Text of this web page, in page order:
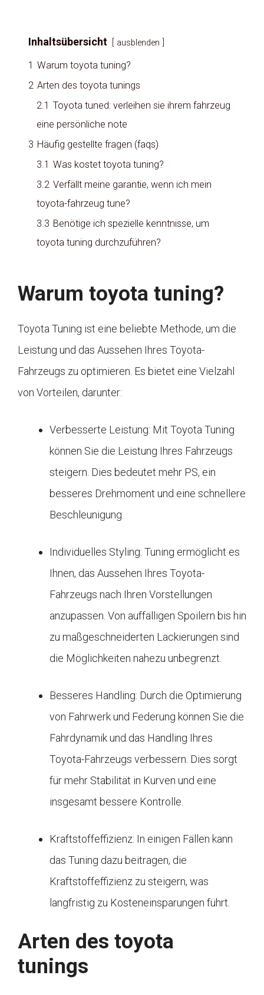
Inhaltsübersicht ausblenden
1 Warum toyota tuning?
2 Arten des toyota tunings
2.1 Toyota tuned: verleihen sie ihrem fahrzeug
eine persönliche note
3 Häufig gestellte fragen (faqs)
3.1 Was kostet toyota tuning?
3.2 Verfällt meine garantie, wenn ich mein
toyota-fahrzeug tune?
3.3 Benötige ich spezielle kenntnisse, um
toyota tuning durchzuführen?
Warum toyota tuning?
Toyota Tuning ist eine beliebte Methode, um die
Leistung und das Aussehen Ihres Toyota-
Fahrzeugs zu optimieren. Es bietet eine Vielzahl
von Vorteilen, darunter:
Verbesserte Leistung: Mit Toyota Tuning
können Sie die Leistung Ihres Fahrzeugs
steigern. Dies bedeutet mehr PS, ein
besseres Drehmoment und eine schnellere
Beschleunigung.
Individuelles Styling: Tuning ermöglicht es
Ihnen, das Aussehen Ihres Toyota-
Fahrzeugs nach Ihren Vorstellungen
anzupassen. Von auffälligen Spoilern bis hin
zu maßgeschneiderten Lackierungen sind
die Möglichkeiten nahezu unbegrenzt.
Besseres Handling: Durch die Optimierung
von Fahrwerk und Federung können Sie die
Fahrdynamik und das Handling Ihres
Toyota-Fahrzeugs verbessern. Dies sorgt
für mehr Stabilität in Kurven und eine
insgesamt bessere Kontrolle.
Kraftstoffeffizienz: In einigen Fällen kann
das Tuning dazu beitragen, die
Kraftstoffeffizienz zu steigern, was
langfristig zu Kosteneinsparungen führt.
Arten des toyota
tunings